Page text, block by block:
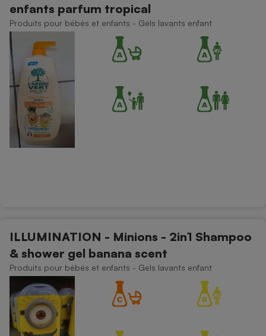
enfants parfum tropical
Produits pour bébés et enfants - Gels lavants enfant
ILLUMINATION - Minions - 2in1 Shampoo
& shower gel banana scent
Produits pour bébés et enfants - Gels lavants enfant